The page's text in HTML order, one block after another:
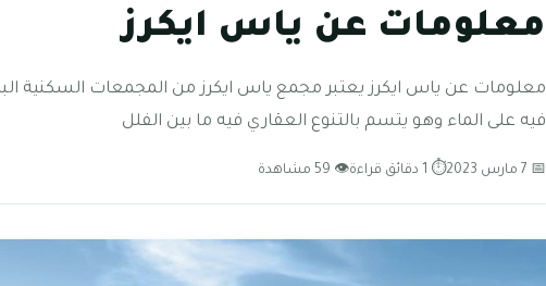
معلومات عن ياس ايكرز
معلومات عن ياس ايكرز يعتبر مجمع ياس ايكرز من المجمعات السكنية
فيه على الماء وهو يتسم بالتنوع العقاري فيه ما بين الفلل
📅 7 مارس 2023 ⏱ 1 دقائق قراءة 👁 59 مشاهدة